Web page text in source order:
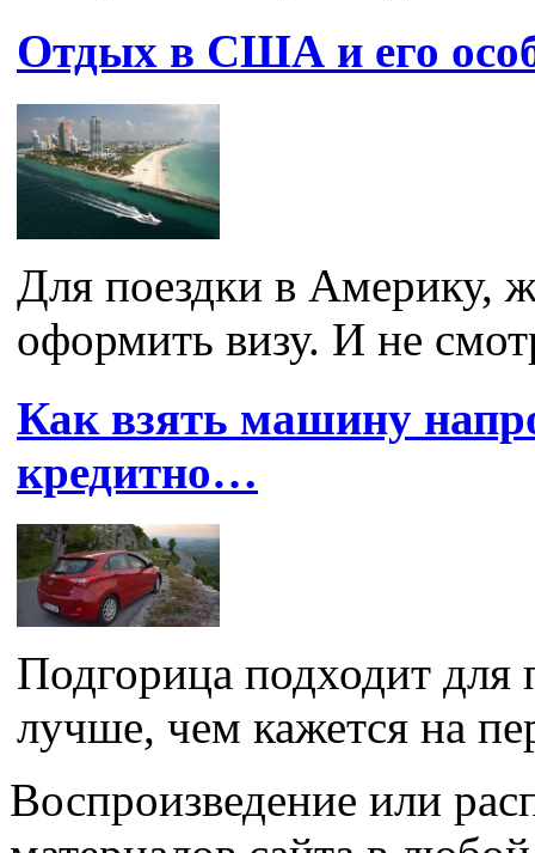
Отдых в США и его
Для поездки в Америку,
оформить визу. И не
Как взять машину
кредитно…
Подгорица подходит для
лучше, чем кажется на
Воспроизведение или